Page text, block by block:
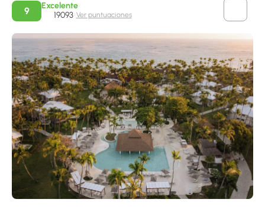
9
Excelente
19093 Ver puntuaciones